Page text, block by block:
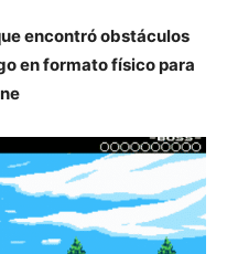
encontró obstáculos
en formato físico para